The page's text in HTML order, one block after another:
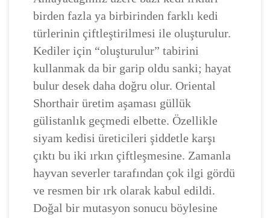
birden fazla ya birbirinden farklı kedi
türlerinin çiftleştirilmesi ile oluşturulur.
Kediler için “oluşturulur” tabirini
kullanmak da bir garip oldu sanki; hayat
bulur desek daha doğru olur. Oriental
Shorthair üretim aşaması güllük
gülistanlık geçmedi elbette. Özellikle
siyam kedisi üreticileri şiddetle karşı
çıktı bu iki ırkın çiftleşmesine. Zamanla
hayvan severler tarafından çok ilgi gördü
ve resmen bir ırk olarak kabul edildi.
Doğal bir mutasyon sonucu böylesine